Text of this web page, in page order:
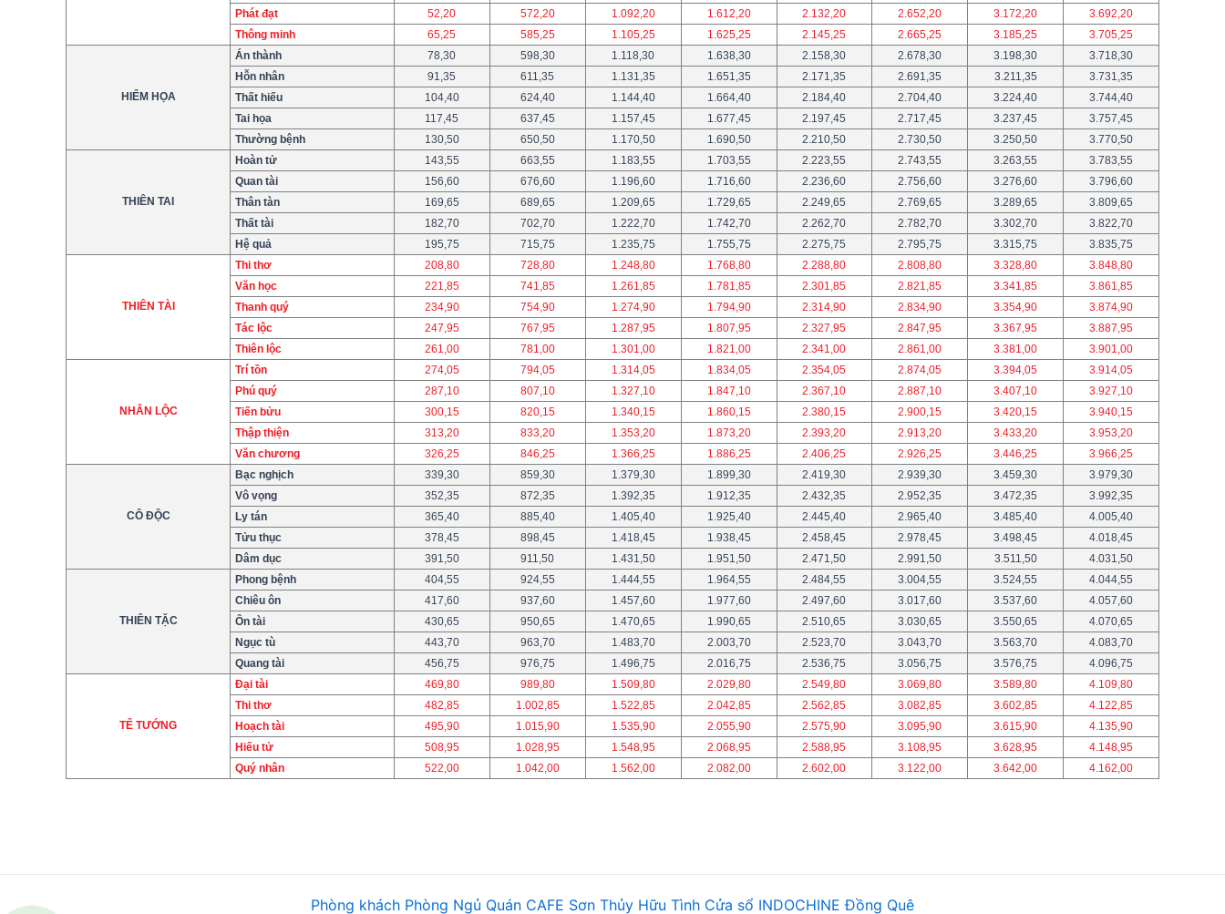
Phát đạt
Thông minh
HIỂM HỌA
Án thành
Hỗn nhân
Thất hiếu
Tai họa
Thường bệnh
THIÊN TAI
Hoàn tử
Quan tài
Thân tàn
Thất tài
Hệ quả
THIÊN TÀI
Thi thơ
Văn học
Thanh quý
Tác lộc
Thiên lộc
NHÂN LỘC
Trí tồn
Phú quý
Tiến bửu
Thập thiện
Văn chương
CÔ ĐỘC
Bạc nghịch
Vô vọng
Ly tán
Tửu thục
Dâm dục
THIÊN TẶC
Phong bệnh
Chiêu ôn
Ôn tài
Ngục tù
Quang tài
TỂ TƯỚNG
Đại tài
Thi thơ
Hoạch tài
Hiếu tử
Quý nhân
52,20
572,20 1.092,20 1.612,20 2.132,20 2.652,20 3.172,20
3.692,20
65,25
585,25 1.105,25 1.625,25 2.145,25 2.665,25 3.185,25
3.705,25
78,30
598,30 1.118,30 1.638,30 2.158,30 2.678,30 3.198,30
3.718,30
91,35
611,35 1.131,35 1.651,35 2.171,35 2.691,35 3.211,35
3.731,35
104,40
624,40 1.144,40 1.664,40 2.184,40 2.704,40 3.224,40
3.744,40
117,45
637,45 1.157,45 1.677,45 2.197,45 2.717,45 3.237,45
3.757,45
130,50
650,50 1.170,50 1.690,50 2.210,50 2.730,50 3.250,50
3.770,50
143,55
663,55 1.183,55 1.703,55 2.223,55 2.743,55 3.263,55
3.783,55
156,60
676,60 1.196,60 1.716,60 2.236,60 2.756,60 3.276,60
3.796,60
169,65
689,65 1.209,65 1.729,65 2.249,65 2.769,65 3.289,65
3.809,65
182,70
702,70 1.222,70 1.742,70 2.262,70 2.782,70 3.302,70
3.822,70
195,75
715,75 1.235,75 1.755,75 2.275,75 2.795,75 3.315,75
3.835,75
208,80
728,80 1.248,80 1.768,80 2.288,80 2.808,80 3.328,80
3.848,80
221,85
741,85 1.261,85 1.781,85 2.301,85 2.821,85 3.341,85
3.861,85
234,90
754,90 1.274,90 1.794,90 2.314,90 2.834,90 3.354,90
3.874,90
247,95
767,95 1.287,95 1.807,95 2.327,95 2.847,95 3.367,95
3.887,95
261,00
781,00 1.301,00 1.821,00 2.341,00 2.861,00 3.381,00
3.901,00
274,05
794,05 1.314,05 1.834,05 2.354,05 2.874,05 3.394,05
3.914,05
287,10
807,10 1.327,10 1.847,10 2.367,10 2.887,10 3.407,10
3.927,10
300,15
820,15 1.340,15 1.860,15 2.380,15 2.900,15 3.420,15
3.940,15
313,20
833,20 1.353,20 1.873,20 2.393,20 2.913,20 3.433,20
3.953,20
326,25
846,25 1.366,25 1.886,25 2.406,25 2.926,25 3.446,25
3.966,25
339,30
859,30 1.379,30 1.899,30 2.419,30 2.939,30 3.459,30
3.979,30
352,35
872,35 1.392,35 1.912,35 2.432,35 2.952,35 3.472,35
3.992,35
365,40
885,40 1.405,40 1.925,40 2.445,40 2.965,40 3.485,40
4.005,40
378,45
898,45 1.418,45 1.938,45 2.458,45 2.978,45 3.498,45
4.018,45
391,50
911,50 1.431,50 1.951,50 2.471,50 2.991,50 3.511,50
4.031,50
404,55
924,55 1.444,55 1.964,55 2.484,55 3.004,55 3.524,55
4.044,55
417,60
937,60 1.457,60 1.977,60 2.497,60 3.017,60 3.537,60
4.057,60
430,65
950,65 1.470,65 1.990,65 2.510,65 3.030,65 3.550,65
4.070,65
443,70
963,70 1.483,70 2.003,70 2.523,70 3.043,70 3.563,70
4.083,70
456,75
976,75 1.496,75 2.016,75 2.536,75 3.056,75 3.576,75
4.096,75
469,80
989,80 1.509,80 2.029,80 2.549,80 3.069,80 3.589,80
4.109,80
482,85
1.002,85 1.522,85 2.042,85 2.562,85 3.082,85 3.602,85
4.122,85
495,90
1.015,90 1.535,90 2.055,90 2.575,90 3.095,90 3.615,90
4.135,90
508,95
1.028,95 1.548,95 2.068,95 2.588,95 3.108,95 3.628,95
4.148,95
522,00
1.042,00 1.562,00 2.082,00 2.602,00 3.122,00 3.642,00 4.162,00
Phòng khách Phòng Ngủ Quán CAFE Sơn Thủy Hữu Tình Cửa sổ INDOCHINE Đồng Quê